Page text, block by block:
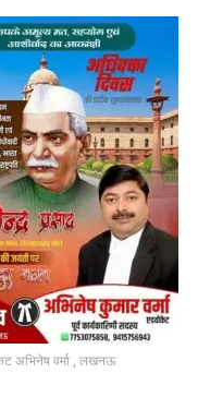
अभिनेष वर्मा , लखनऊ